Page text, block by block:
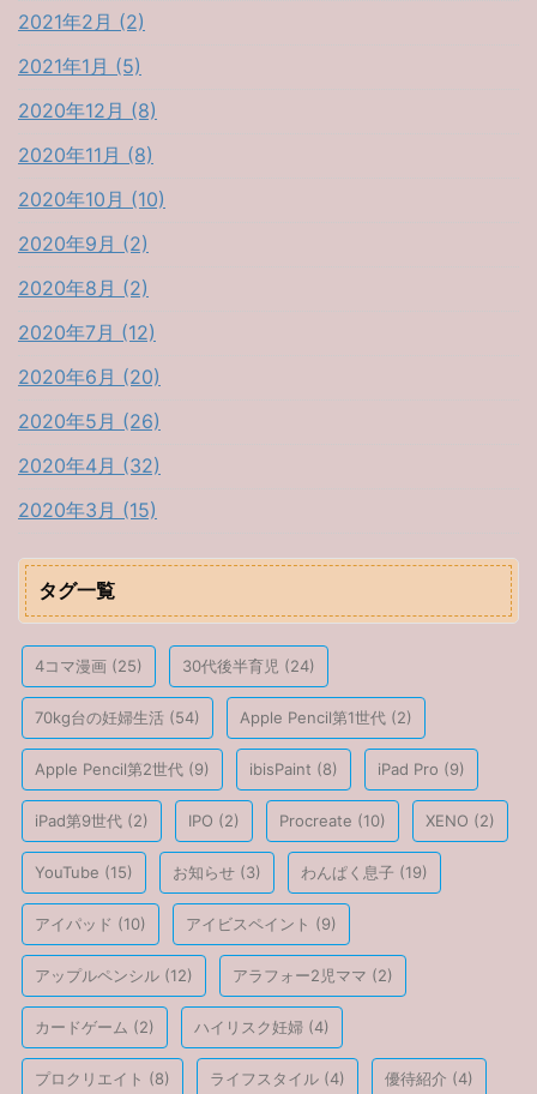
2021年2月 (2)
2021年1月 (5)
2020年12月 (8)
2020年11月 (8)
2020年10月 (10)
2020年9月 (2)
2020年8月 (2)
2020年7月 (12)
2020年6月 (20)
2020年5月 (26)
2020年4月 (32)
2020年3月 (15)
タグ一覧
4コマ漫画 (25) 30代後半育児 (24)
70kg台の妊婦生活 (54) Apple Pencil第1世代 (2)
Apple Pencil第2世代 (9) ibisPaint (8) iPad Pro (9)
iPad第9世代 (2) IPO (2) Procreate (10) XENO (2)
YouTube (15) お知らせ (3) わんぱく息子 (19)
アイパッド (10) アイビスペイント (9)
アップルペンシル (12) アラフォー2児ママ (2)
カードゲーム (2) ハイリスク妊婦 (4)
プロクリエイト (8) ライフスタイル (4) 優待紹介 (4)